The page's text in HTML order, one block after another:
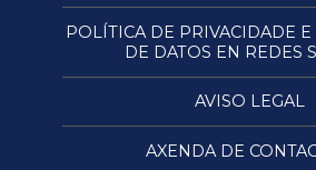
POLÍTICA DE PRIVACIDADE
DE DATOS EN REDES
AVISO LEGAL
AXENDA DE